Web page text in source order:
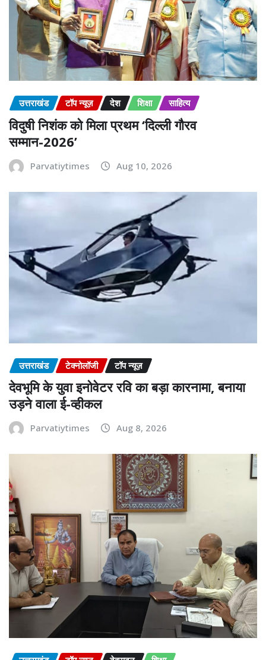
उत्तराखंड टॉप न्यूज़ देश शिक्षा साहित्य
विदुषी निशंक को मिला प्रथम ‘दिल्ली गौरव
सम्मान-2026’
Parvatiytimes Aug 10, 2026
उत्तराखंड टेक्नोलॉजी टॉप न्यूज़
देवभूमि के युवा इनोवेटर रवि का बड़ा कारनामा, बनाया
उड़ने वाला ई-व्हीकल
Parvatiytimes Aug 8, 2026